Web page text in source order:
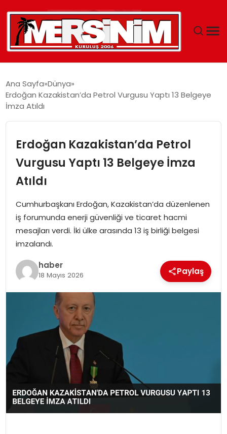
YAŞAM
EĞITIM
SPOR
EKONOMI
MAGAZIN
OTOMOBIL
Ana Sayfa Dünya
Erdoğan Kazakistan’da Petrol Vurgusu Yaptı 13 Belgeye
İmza Atıldı
Erdoğan Kazakistan’da Petrol
Vurgusu Yaptı 13 Belgeye İmza
Atıldı
Cumhurbaşkanı Erdoğan, Kazakistan’da düzenlenen
iş forumunda enerji güvenliği ve ticaret hacmi
mesajları verdi. İki ülke arasında 13 iş birliği belgesi
imzalandı.
haber
18 Mayıs 2026 Paylaş